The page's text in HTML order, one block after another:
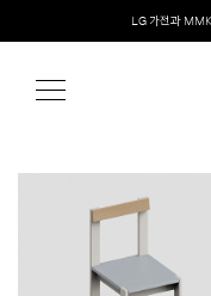
Welcome! 신규 회원